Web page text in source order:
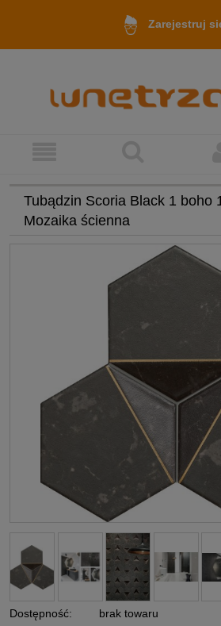
Zarejestruj
Tubądzin Scoria Black 1 boho
Mozaika ścienna
Dostępność: brak towaru